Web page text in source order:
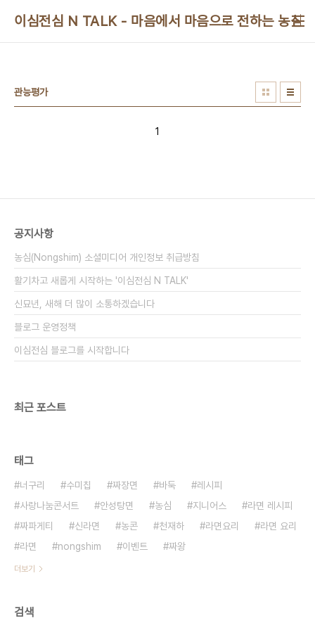
이심전심 N TALK - 마음에서 마음으로 전하는 농심
관능평가
1
공지사항
농심(Nongshim) 소셜미디어 개인정보 취급방침
활기차고 새롭게 시작하는 '이심전심 N TALK'
신묘년, 새해 더 많이 소통하겠습니다
블로그 운영정책
이심전심 블로그를 시작합니다
최근 포스트
태그
너구리 수미칩 짜장면 바둑
레시피
사랑나눔콘서트
안성탕면 농심 지니어스
라면 레시피
짜파게티
신라면 농콘 천재하 라면요리
라면 요리
라면
nongshim 이벤트 짜왕
더보기
검색